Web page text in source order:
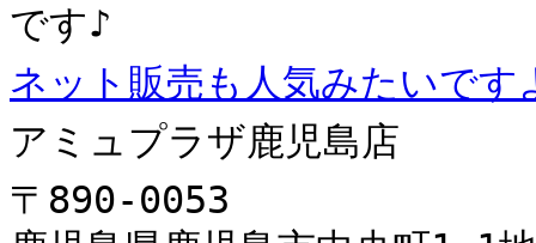
です♪
ネット販売も人気みたいです
アミュプラザ鹿児島店
〒890-0053